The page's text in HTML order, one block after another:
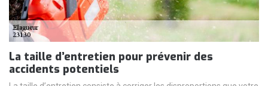
La taille d’entretien pour prévenir des
accidents potentiels